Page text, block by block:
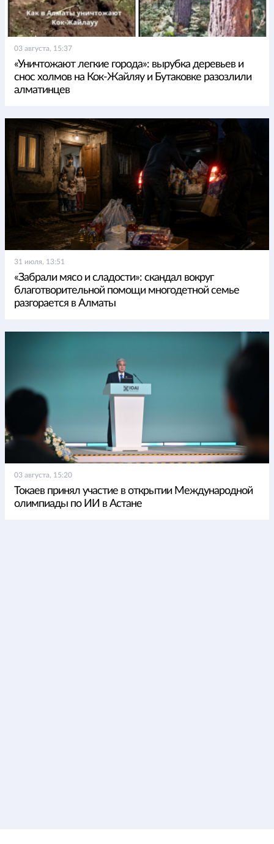
03 августа, 15:37
«Уничтожают легкие города»: вырубка деревьев и
снос холмов на Кок-Жайляу и Бутаковке разозлили
алматинцев
31 июля, 13:51
«Забрали мясо и сладости»: скандал вокруг
благотворительной помощи многодетной семье
разгорается в Алматы
03 августа, 15:20
Токаев принял участие в открытии Международной
олимпиады по ИИ в Астане